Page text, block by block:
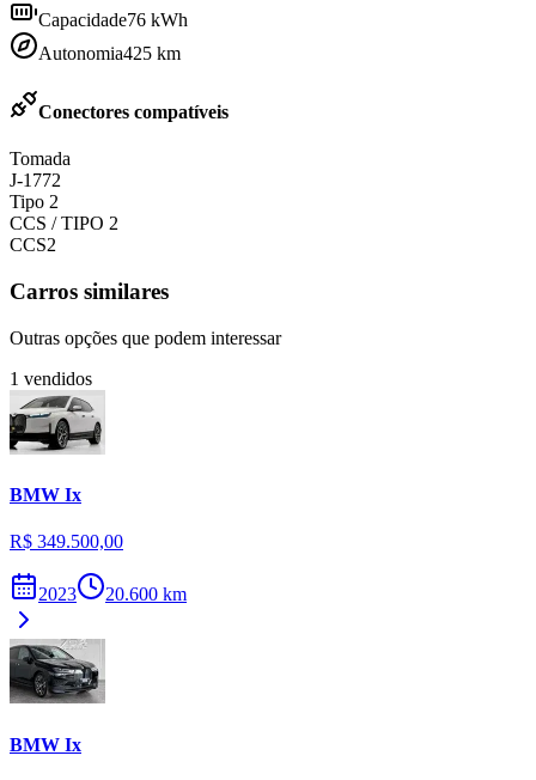
Capacidade76 kWh
Autonomia425 km
Conectores compatíveis
Tomada
J-1772
Tipo 2
CCS / TIPO 2
CCS2
Carros similares
Outras opções que podem interessar
1 vendidos
BMW Ix
R$ 349.500,00
2023 20.600 km
BMW Ix